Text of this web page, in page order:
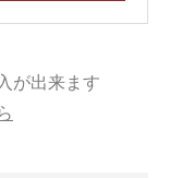
が出来ます